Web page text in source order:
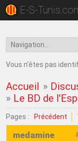
E-S-
Vous n'êtes pas
Accueil »
» Le BD de
Pages : Précédent
medamine